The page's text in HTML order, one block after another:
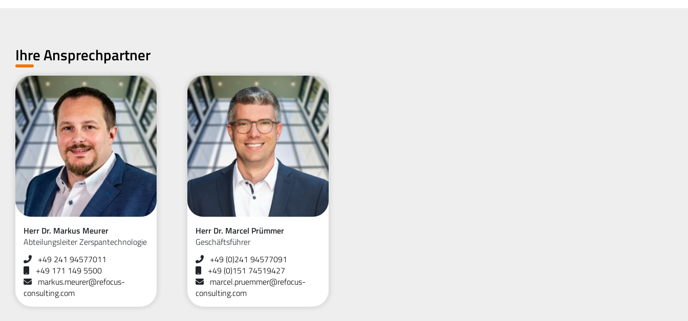
Ihre Ansprechpartner
Herr Dr. Markus Meurer
Abteilungsleiter Zerspantechnologie
+49 241 94577011
+49 171 149 5500
markus.meurer@refocus-
consulting.com
Herr Dr. Marcel Prümmer
Geschäftsführer
+49 (0)241 94577091
+49 (0)151 74519427
marcel.pruemmer@refocus-
consulting.com